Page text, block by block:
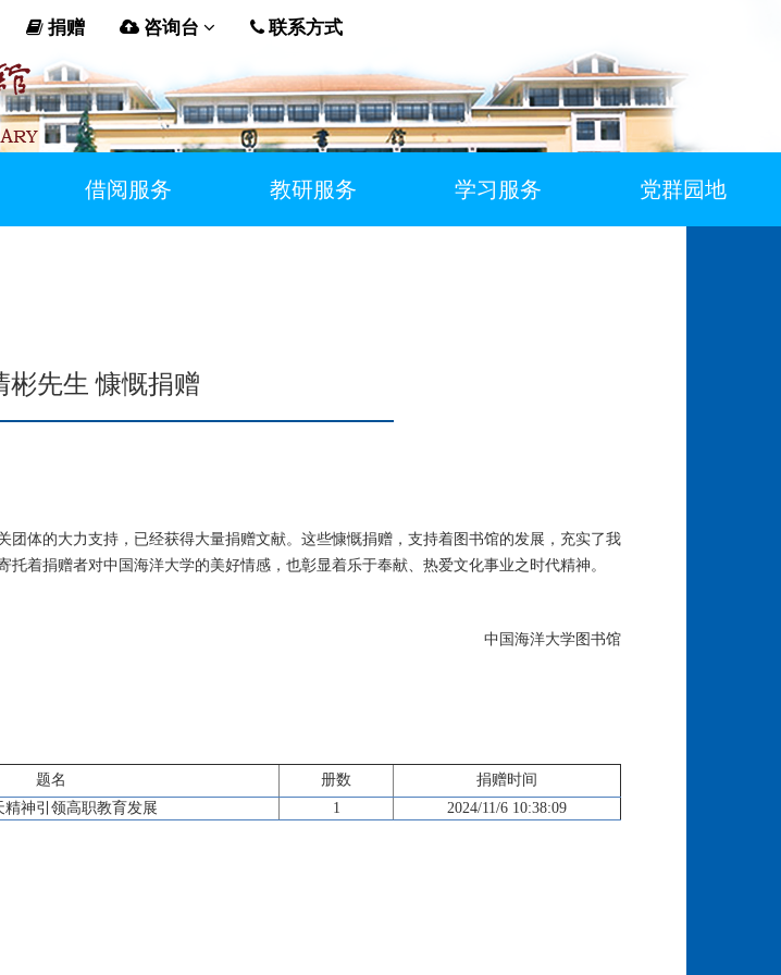
捐赠 咨询台 联系方式
借阅服务 教研服务 学习服务 党群园地
彬先生 慷慨捐赠
体的大力支持，已经获得大量捐赠文献。这些慷慨捐赠，支持着图书馆的发展，充实了我
着捐赠者对中国海洋大学的美好情感，也彰显着乐于奉献、热爱文化事业之时代精神。
中国海洋大学图书馆
题名 册数
捐赠时间
精神引领高职教育发展 1 2024/11/6 10:38:09